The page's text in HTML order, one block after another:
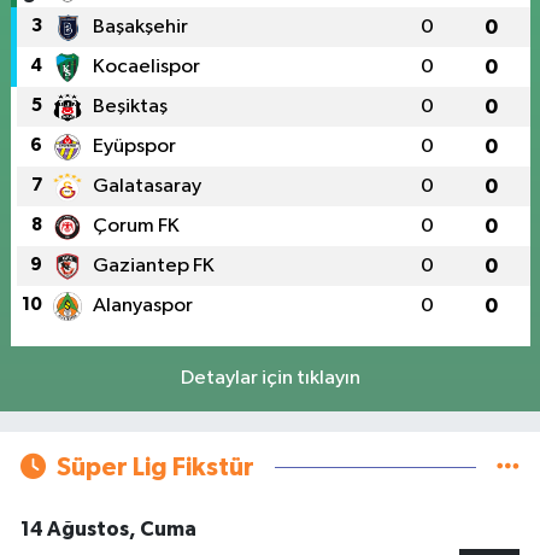
3 Başakşehir 0 0
4 Kocaelispor 0 0
5 Beşiktaş 0 0
6 Eyüpspor 0 0
7 Galatasaray 0 0
8 Çorum FK 0 0
9 Gaziantep FK 0 0
10 Alanyaspor 0 0
Detaylar için tıklayın
Süper Lig Fikstür
14 Ağustos, Cuma